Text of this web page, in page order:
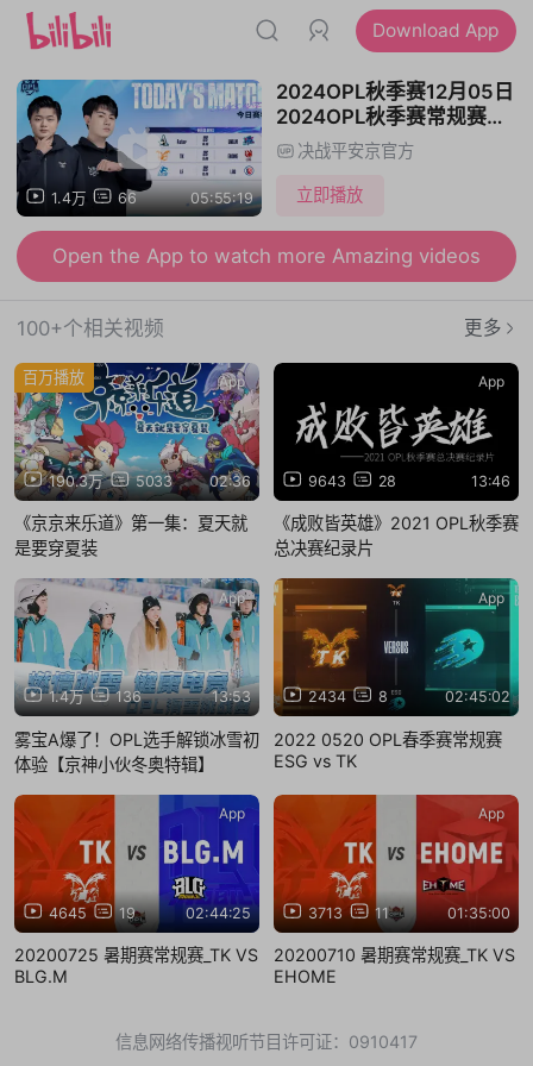
Download App
1.4万 66 05:55:19
2024OPL秋季赛12月05日
2024OPL秋季赛常规赛
Aster vs LNG.M/TK vs
EHOME/LF vs LGD
决战平安京官方
立即播放
Open the App to watch more Amazing videos
100+个相关视频 更多
190.3万 5033 02:36
百万播放 App
《京京来乐道》第一集：夏天就
是要穿夏装
9643 28 13:46
App
《成败皆英雄》2021 OPL秋季赛
总决赛纪录片
1.4万 136 13:53
App
雾宝A爆了！OPL选手解锁冰雪初
体验【京神小伙冬奥特辑】
2434 8 02:45:02
App
2022 0520 OPL春季赛常规赛
ESG vs TK
4645 19 02:44:25
App
20200725 暑期赛常规赛_TK VS
BLG.M
3713 11 01:35:00
App
20200710 暑期赛常规赛_TK VS
EHOME
信息网络传播视听节目许可证：0910417